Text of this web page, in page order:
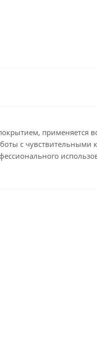
с чувствительными